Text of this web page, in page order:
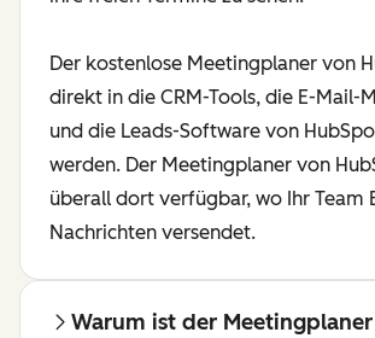
Der kostenlose Meetingplaner von
direkt in die CRM-Tools, die E-Mail-
und die Leads-Software von
werden. Der Meetingplaner von
überall dort verfügbar, wo Ihr Team
Nachrichten versendet.
Warum ist der